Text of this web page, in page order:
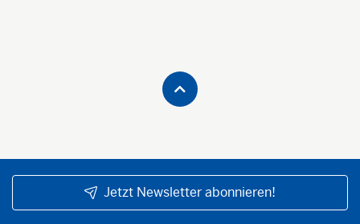
Jetzt Newsletter abonnieren!